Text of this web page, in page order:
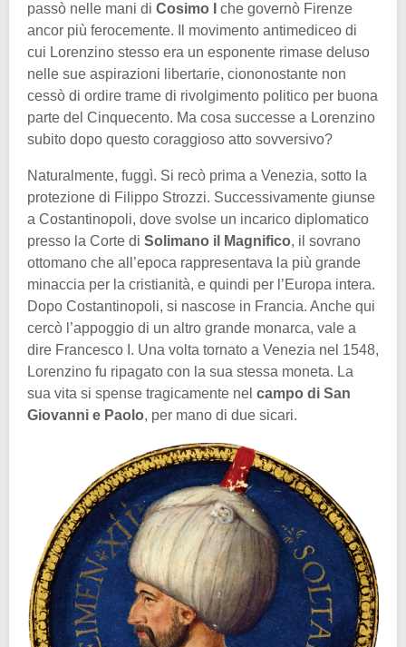
passò nelle mani di Cosimo I
che governò Firenze
ancor più ferocemente. Il movimento antimediceo di
cui Lorenzino stesso era un esponente rimase deluso
nelle sue aspirazioni libertarie, ciononostante non
cessò di ordire trame di rivolgimento politico per buona
parte del Cinquecento. Ma cosa successe a Lorenzino
subito dopo questo coraggioso atto sovversivo?
Naturalmente, fuggì. Si recò prima a Venezia, sotto la
protezione di Filippo Strozzi. Successivamente giunse
a Costantinopoli, dove svolse un incarico diplomatico
presso la Corte di Solimano il Magnifico, il sovrano
ottomano che all’epoca rappresentava la più grande
minaccia per la cristianità, e quindi per l’Europa intera.
Dopo Costantinopoli, si nascose in Francia. Anche qui
cercò l’appoggio di un altro grande monarca, vale a
dire Francesco I. Una volta tornato a Venezia nel 1548,
Lorenzino fu ripagato con la sua stessa moneta. La
sua vita si spense tragicamente nel campo di San
Giovanni e Paolo, per mano di due sicari.